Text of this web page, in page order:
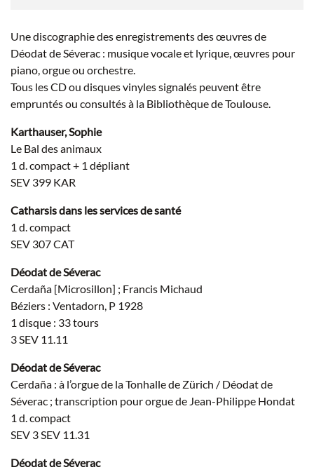
Une discographie des enregistrements des œuvres de
Déodat de Séverac : musique vocale et lyrique, œuvres pour
piano, orgue ou orchestre.
Tous les CD ou disques vinyles signalés peuvent être
empruntés ou consultés à la Bibliothèque de Toulouse.
Karthauser, Sophie
Le Bal des animaux
1 d. compact + 1 dépliant
SEV 399 KAR
Catharsis dans les services de santé
1 d. compact
SEV 307 CAT
Déodat de Séverac
Cerdaña [Microsillon] ; Francis Michaud
Béziers : Ventadorn, P 1928
1 disque : 33 tours
3 SEV 11.11
Déodat de Séverac
Cerdaña : à l’orgue de la Tonhalle de Zürich / Déodat de
Séverac ; transcription pour orgue de Jean-Philippe Hondat
1 d. compact
SEV 3 SEV 11.31
Déodat de Séverac